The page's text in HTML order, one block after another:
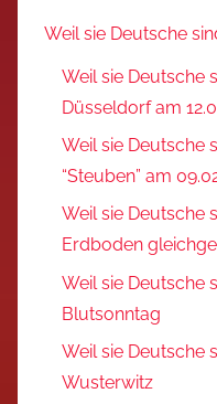
Weil sie Deutsche
Weil sie Deutsche
Düsseldorf am
Weil sie Deutsche
“Steuben” am
Weil sie Deutsche
Erdboden
Weil sie Deutsche
Blutsonntag
Weil sie Deutsche
Wusterwitz